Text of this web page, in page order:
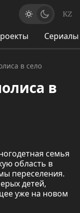
KZ
Сериалы
в село
в
семья
область в
переселения.
детей,
уже на новом